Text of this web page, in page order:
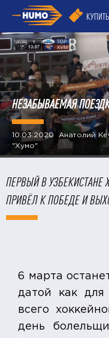
​НЕЗАБЫВАЕМАЯ
10.03.2020 Анатолий
"Хумо"
ПЕРВЫЙ В
ПРИВЁЛ К ПОБЕДЕ И
6 марта
датой как
всего
день